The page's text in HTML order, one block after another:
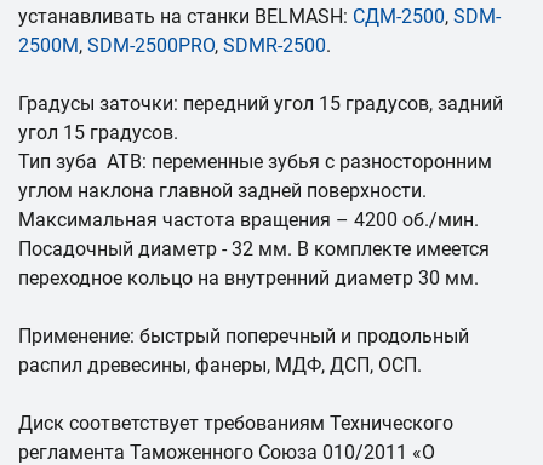
устанавливать на станки BELMASH: СДМ-2500, SDM-
2500M, SDM-2500PRO, SDMR-2500.
Градусы заточки: передний угол 15 градусов, задний
угол 15 градусов.
Тип зуба ATB: переменные зубья с разносторонним
углом наклона главной задней поверхности.
Максимальная частота вращения – 4200 об./мин.
Посадочный диаметр - 32 мм. В комплекте имеется
переходное кольцо на внутренний диаметр 30 мм.
Применение: быстрый поперечный и продольный
распил древесины, фанеры, МДФ, ДСП, ОСП.
Диск соответствует требованиям Технического
регламента Таможенного Союза 010/2011 «О